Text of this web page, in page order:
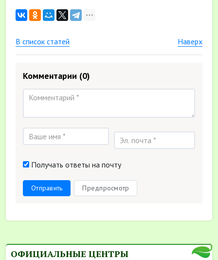
В список статей Наверх
Комментарии (0)
Получать ответы на почту
Отправить Предпросмотр
ОФИЦИАЛЬНЫЕ ЦЕНТРЫ